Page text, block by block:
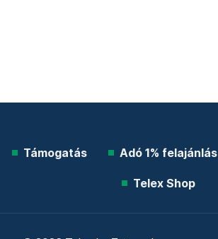
Támogatás Adó 1% felajánlás
Telex Shop